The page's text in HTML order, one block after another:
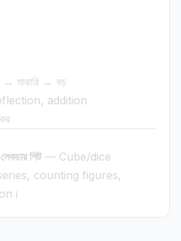
মাঝারি → বড়
addition
শিট— Cube/dice
counting figures,